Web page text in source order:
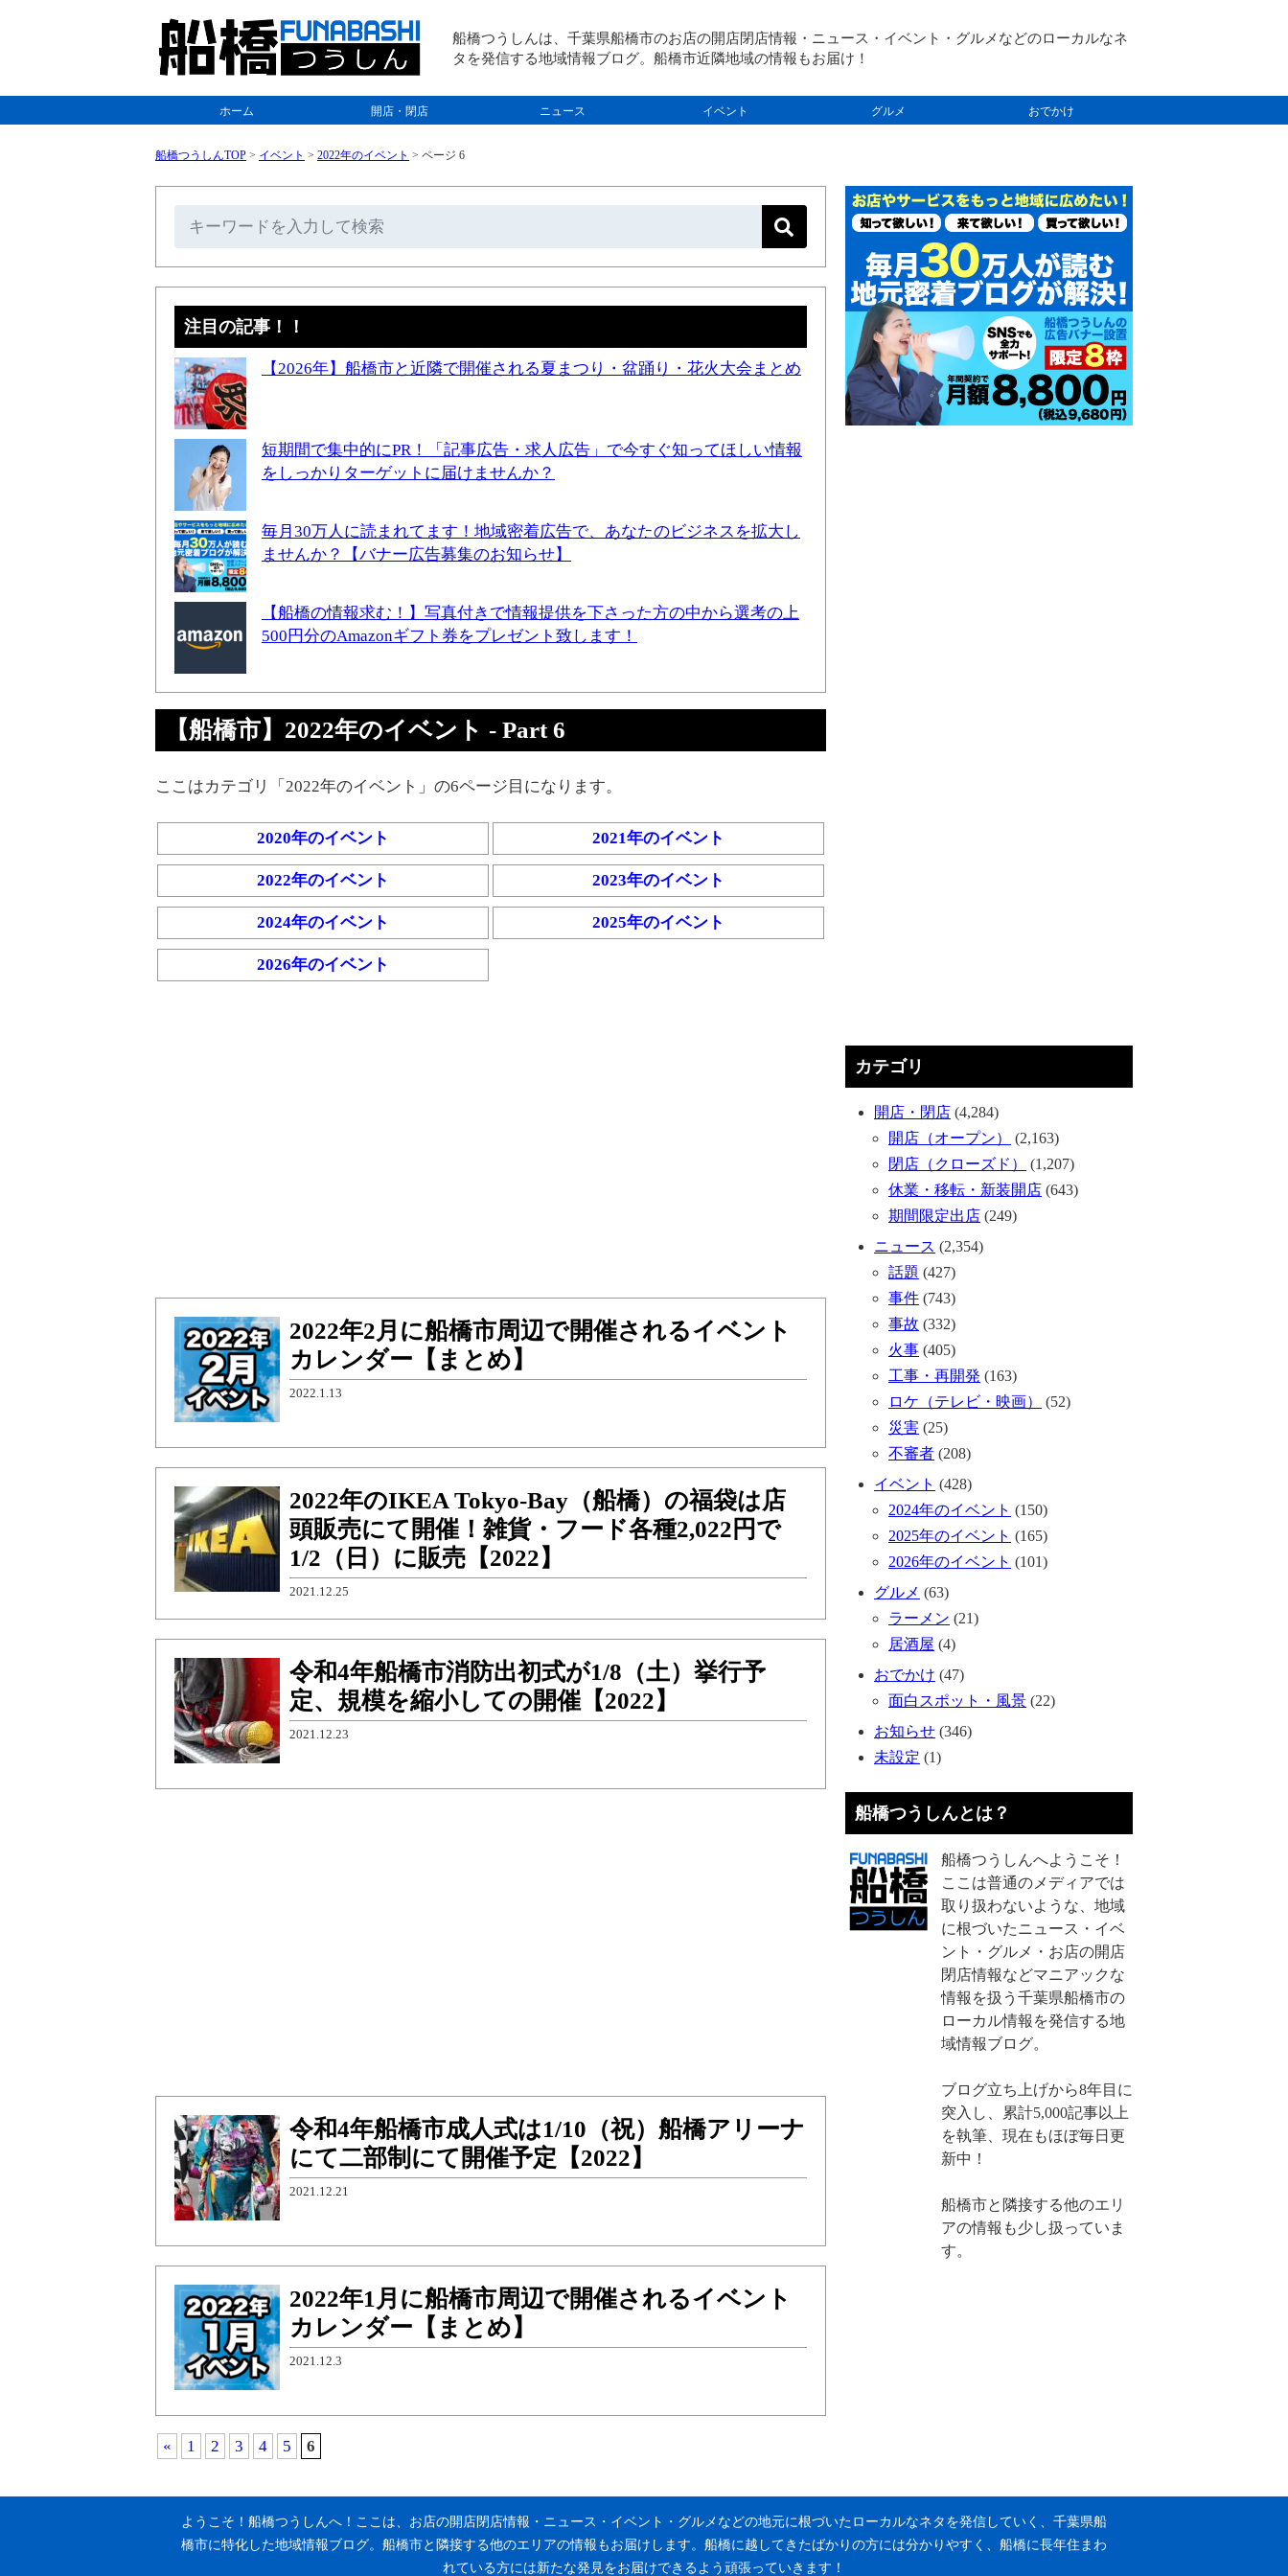
船橋つうしんは、千葉県船橋市のお店の開店閉店情報・ニュース・イベント・グルメなどのローカルなネ
タを発信する地域情報ブログ。船橋市近隣地域の情報もお届け！
ホーム 開店・閉店 ニュース イベント グルメ おでかけ
船橋つうしんTOP > イベント > 2022年のイベント > ページ 6
注目の記事！！
【2026年】船橋市と近隣で開催される夏まつり・盆踊り・花火大会まとめ
短期間で集中的にPR！「記事広告・求人広告」で今すぐ知ってほしい情報
をしっかりターゲットに届けませんか？
毎月30万人に読まれてます！地域密着広告で、あなたのビジネスを拡大し
ませんか？【バナー広告募集のお知らせ】
【船橋の情報求む！】写真付きで情報提供を下さった方の中から選考の上
500円分のAmazonギフト券をプレゼント致します！
【船橋市】2022年のイベント - Part 6
ここはカテゴリ「2022年のイベント」の6ページ目になります。
2020年のイベント 2021年のイベント
2022年のイベント 2023年のイベント
2024年のイベント 2025年のイベント
2026年のイベント
2022年2月に船橋市周辺で開催されるイベント
カレンダー【まとめ】
2022.1.13
2022年のIKEA Tokyo-Bay（船橋）の福袋は店
頭販売にて開催！雑貨・フード各種2,022円で
1/2（日）に販売【2022】
2021.12.25
令和4年船橋市消防出初式が1/8（土）挙行予
定、規模を縮小しての開催【2022】
2021.12.23
令和4年船橋市成人式は1/10（祝）船橋アリーナ
にて二部制にて開催予定【2022】
2021.12.21
2022年1月に船橋市周辺で開催されるイベント
カレンダー【まとめ】
2021.12.3
« 1 2 3 4 5 6
カテゴリ
開店・閉店 (4,284)
開店（オープン）
(2,163)
閉店（クローズド）
(1,207)
休業・移転・新装開店 (643)
期間限定出店 (249)
ニュース (2,354)
話題 (427)
事件 (743)
事故 (332)
火事 (405)
工事・再開発 (163)
ロケ（テレビ・映画）
(52)
災害 (25)
不審者 (208)
イベント (428)
2024年のイベント (150)
2025年のイベント (165)
2026年のイベント (101)
グルメ (63)
ラーメン (21)
居酒屋 (4)
おでかけ (47)
面白スポット・風景 (22)
お知らせ (346)
未設定 (1)
船橋つうしんとは？
船橋つうしんへようこそ！
ここは普通のメディアでは
取り扱わないような、地域
に根づいたニュース・イベ
ント・グルメ・お店の開店
閉店情報などマニアックな
情報を扱う千葉県船橋市の
ローカル情報を発信する地
域情報ブログ。
ブログ立ち上げから8年目に
突入し、累計5,000記事以上
を執筆、現在もほぼ毎日更
新中！
船橋市と隣接する他のエリ
アの情報も少し扱っていま
す。
ようこそ！船橋つうしんへ！ここは、お店の開店閉店情報・ニュース・イベント・グルメなどの地元に根づいたローカルなネタを発信していく、千葉県船
橋市に特化した地域情報ブログ。船橋市と隣接する他のエリアの情報もお届けします。船橋に越してきたばかりの方には分かりやすく、船橋に長年住まわ
れている方には新たな発見をお届けできるよう頑張っていきます！